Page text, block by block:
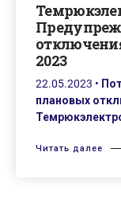
2023
22.05.2023 •
плановых
Читать далее